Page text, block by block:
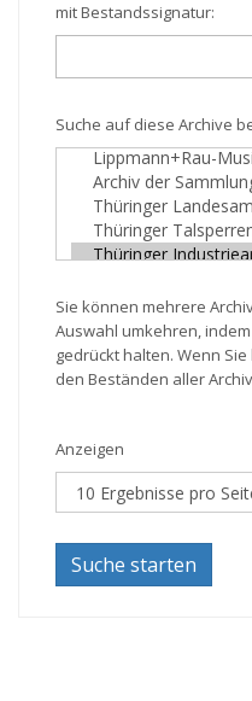
mit Bestandssignatur:
Suche auf diese Archive
Sie können mehrere
Auswahl umkehren,
gedrückt halten. Wenn
den Beständen aller
Anzeigen
Suche starten